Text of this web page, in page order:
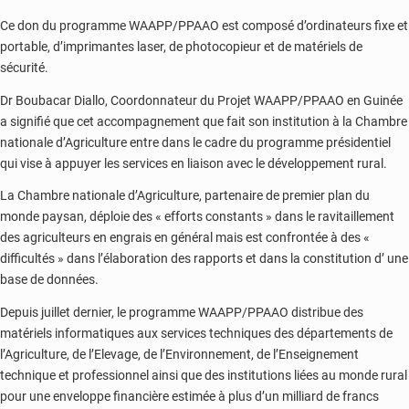
Ce don du programme WAAPP/PPAAO est composé d’ordinateurs fixe et
portable, d’imprimantes laser, de photocopieur et de matériels de
sécurité.
Dr Boubacar Diallo, Coordonnateur du Projet WAAPP/PPAAO en Guinée
a signifié que cet accompagnement que fait son institution à la Chambre
nationale d’Agriculture entre dans le cadre du programme présidentiel
qui vise à appuyer les services en liaison avec le développement rural.
La Chambre nationale d’Agriculture, partenaire de premier plan du
monde paysan, déploie des « efforts constants » dans le ravitaillement
des agriculteurs en engrais en général mais est confrontée à des «
difficultés » dans l’élaboration des rapports et dans la constitution d’ une
base de données.
Depuis juillet dernier, le programme WAAPP/PPAAO distribue des
matériels informatiques aux services techniques des départements de
l’Agriculture, de l’Elevage, de l’Environnement, de l’Enseignement
technique et professionnel ainsi que des institutions liées au monde rural
pour une enveloppe financière estimée à plus d’un milliard de francs